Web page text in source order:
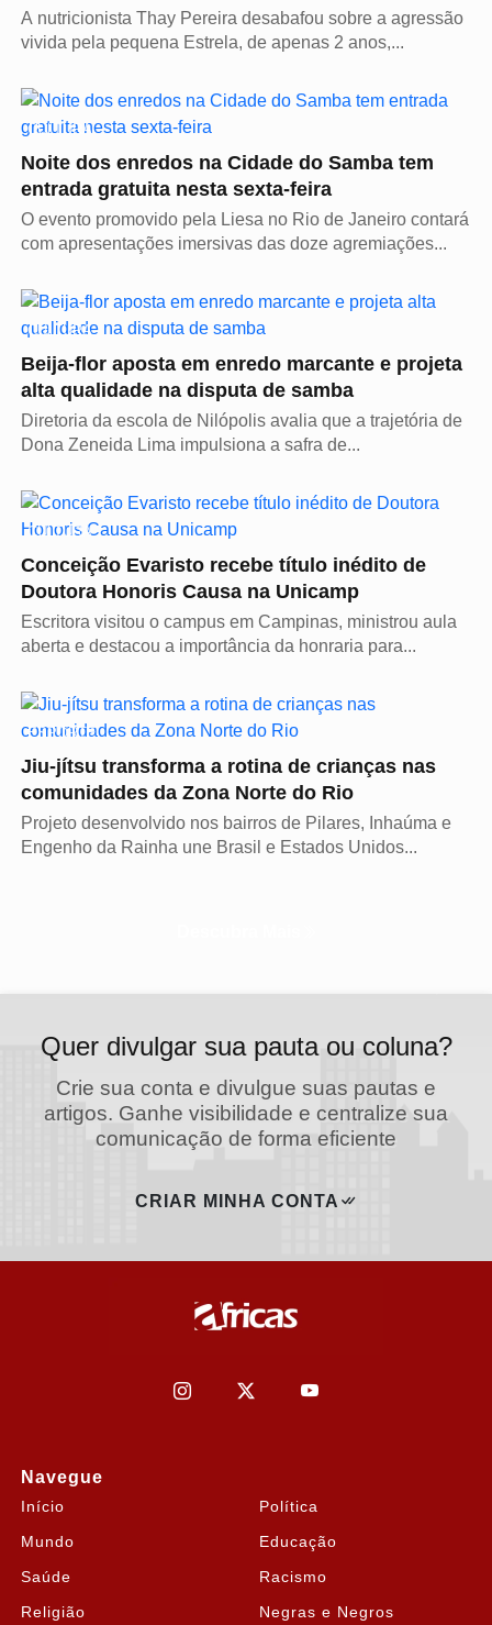
A nutricionista Thay Pereira desabafou sobre a agressão
vivida pela pequena Estrela, de apenas 2 anos,...
CULTURA
Noite dos enredos na Cidade do Samba tem
entrada gratuita nesta sexta-feira
O evento promovido pela Liesa no Rio de Janeiro contará
com apresentações imersivas das doze agremiações...
CULTURA
Beija-flor aposta em enredo marcante e projeta
alta qualidade na disputa de samba
Diretoria da escola de Nilópolis avalia que a trajetória de
Dona Zeneida Lima impulsiona a safra de...
CULTURA
Conceição Evaristo recebe título inédito de
Doutora Honoris Causa na Unicamp
Escritora visitou o campus em Campinas, ministrou aula
aberta e destacou a importância da honraria para...
ESPORTE
Jiu-jítsu transforma a rotina de crianças nas
comunidades da Zona Norte do Rio
Projeto desenvolvido nos bairros de Pilares, Inhaúma e
Engenho da Rainha une Brasil e Estados Unidos...
Quer divulgar sua pauta ou coluna?
Crie sua conta e divulgue suas pautas e
artigos. Ganhe visibilidade e centralize sua
comunicação de forma eficiente
CRIAR MINHA CONTA
Navegue
Início Política
Mundo Educação
Saúde Racismo
Religião Negras e Negros